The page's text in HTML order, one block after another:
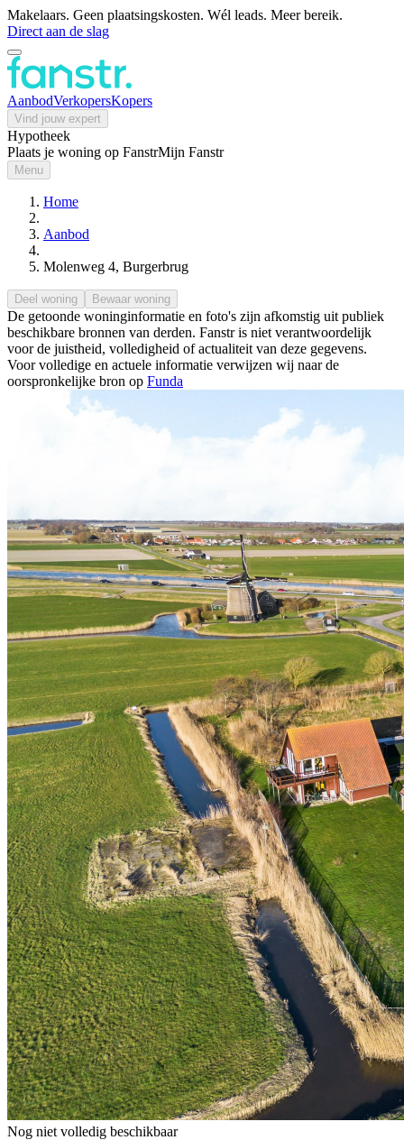
Makelaars. Geen plaatsingskosten. Wél leads. Meer bereik.
Direct aan de slag
AanbodVerkopersKopers
Vind jouw expert
Hypotheek
Plaats je woning op FanstrMijn Fanstr
Menu
Home
Aanbod
Molenweg 4, Burgerbrug
Deel woning Bewaar woning
De getoonde woninginformatie en foto's zijn afkomstig uit publiek
beschikbare bronnen van derden. Fanstr is niet verantwoordelijk
voor de juistheid, volledigheid of actualiteit van deze gegevens.
Voor volledige en actuele informatie verwijzen wij naar de
oorspronkelijke bron op Funda
Nog niet volledig beschikbaar